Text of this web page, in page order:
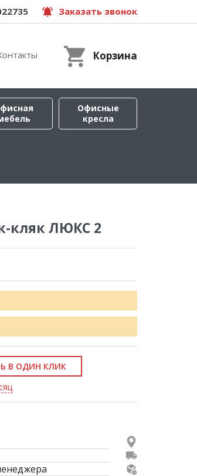
Заказать звонок
Корзина
Офисные
кресла
кляк ЛЮКС 2
В ОДИН КЛИК